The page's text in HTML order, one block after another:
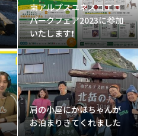
南アルプスユネスコエコ
パークフェア2023に参加
いたします❗
肩の小屋にかほちゃんが
お泊まりきてくれました